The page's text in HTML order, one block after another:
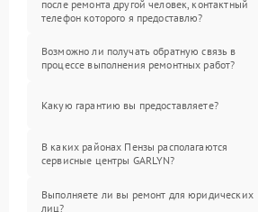
после ремонта другой человек, контактный
телефон которого я предоставлю?
Возможно ли получать обратную связь в
процессе выполнения ремонтных работ?
Какую гарантию вы предоставляете?
В каких районах Пензы располагаются
сервисные центры GARLYN?
Выполняете ли вы ремонт для юридических
лиц?